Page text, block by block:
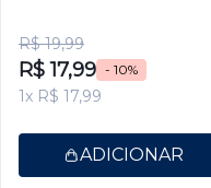
R$ 19,99
R$ 17,99 - 10%
1x R$ 17,99
ADICIONAR